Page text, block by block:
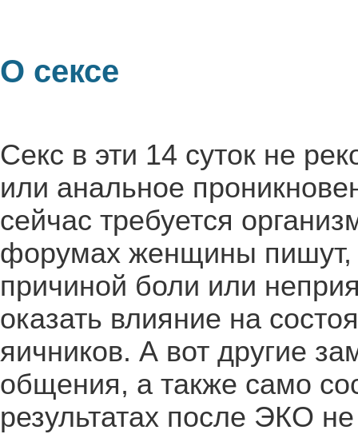
О сексе
Секс в эти 14 суток не
или анальное
сейчас требуется
форумах женщины пишут,
причиной боли или
оказать влияние на
яичников. А вот другие
общения, а также само
результатах после ЭКО